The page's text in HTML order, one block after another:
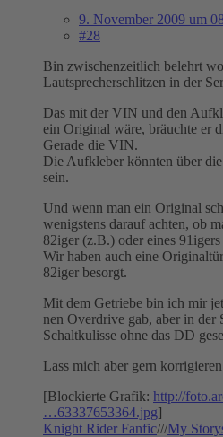
9. November 2009 um
#28
Bin zwischenzeitlich belehrt
Lautsprecherschlitzen in der
Das mit der VIN und den
ein Original wäre, bräuchte er
Gerade die VIN.
Die Aufkleber könnten über
sein.
Und wenn man ein Original
wenigstens darauf achten, ob
82iger (z.B.) oder eines 91igers
Wir haben auch eine
82iger besorgt.
Mit dem Getriebe bin ich mir
nen Overdrive gab, aber in der
Schaltkulisse ohne das DD
Lass mich aber gern
[Blockierte Grafik: http://
…63337653364.jpg]
Knight Rider Fanfic///My